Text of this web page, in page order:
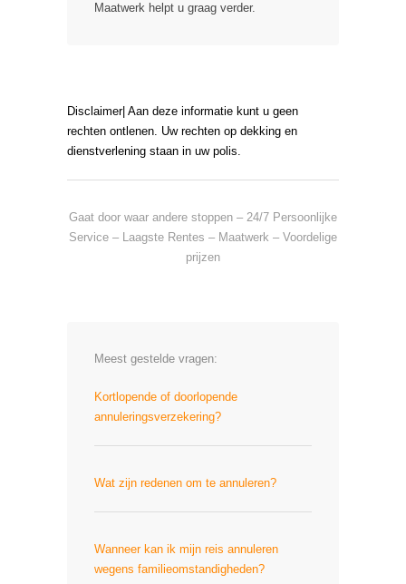
Maatwerk helpt u graag verder.
Disclaimer| Aan deze informatie kunt u geen
rechten ontlenen. Uw rechten op dekking en
dienstverlening staan in uw polis.
Gaat door waar andere stoppen – 24/7 Persoonlijke
Service – Laagste Rentes – Maatwerk – Voordelige
prijzen
Meest gestelde vragen:
Kortlopende of doorlopende
annuleringsverzekering?
Wat zijn redenen om te annuleren?
Wanneer kan ik mijn reis annuleren
wegens familieomstandigheden?